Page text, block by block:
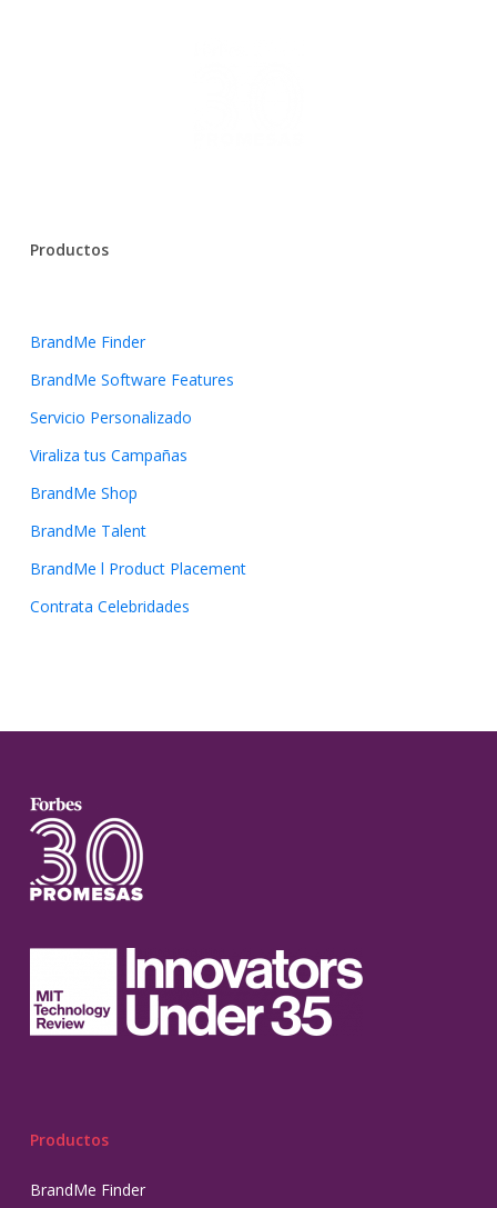
Productos
BrandMe Finder
BrandMe Software Features
Servicio Personalizado
Viraliza tus Campañas
BrandMe Shop
BrandMe Talent
BrandMe l Product Placement
Contrata Celebridades
Productos
BrandMe Finder